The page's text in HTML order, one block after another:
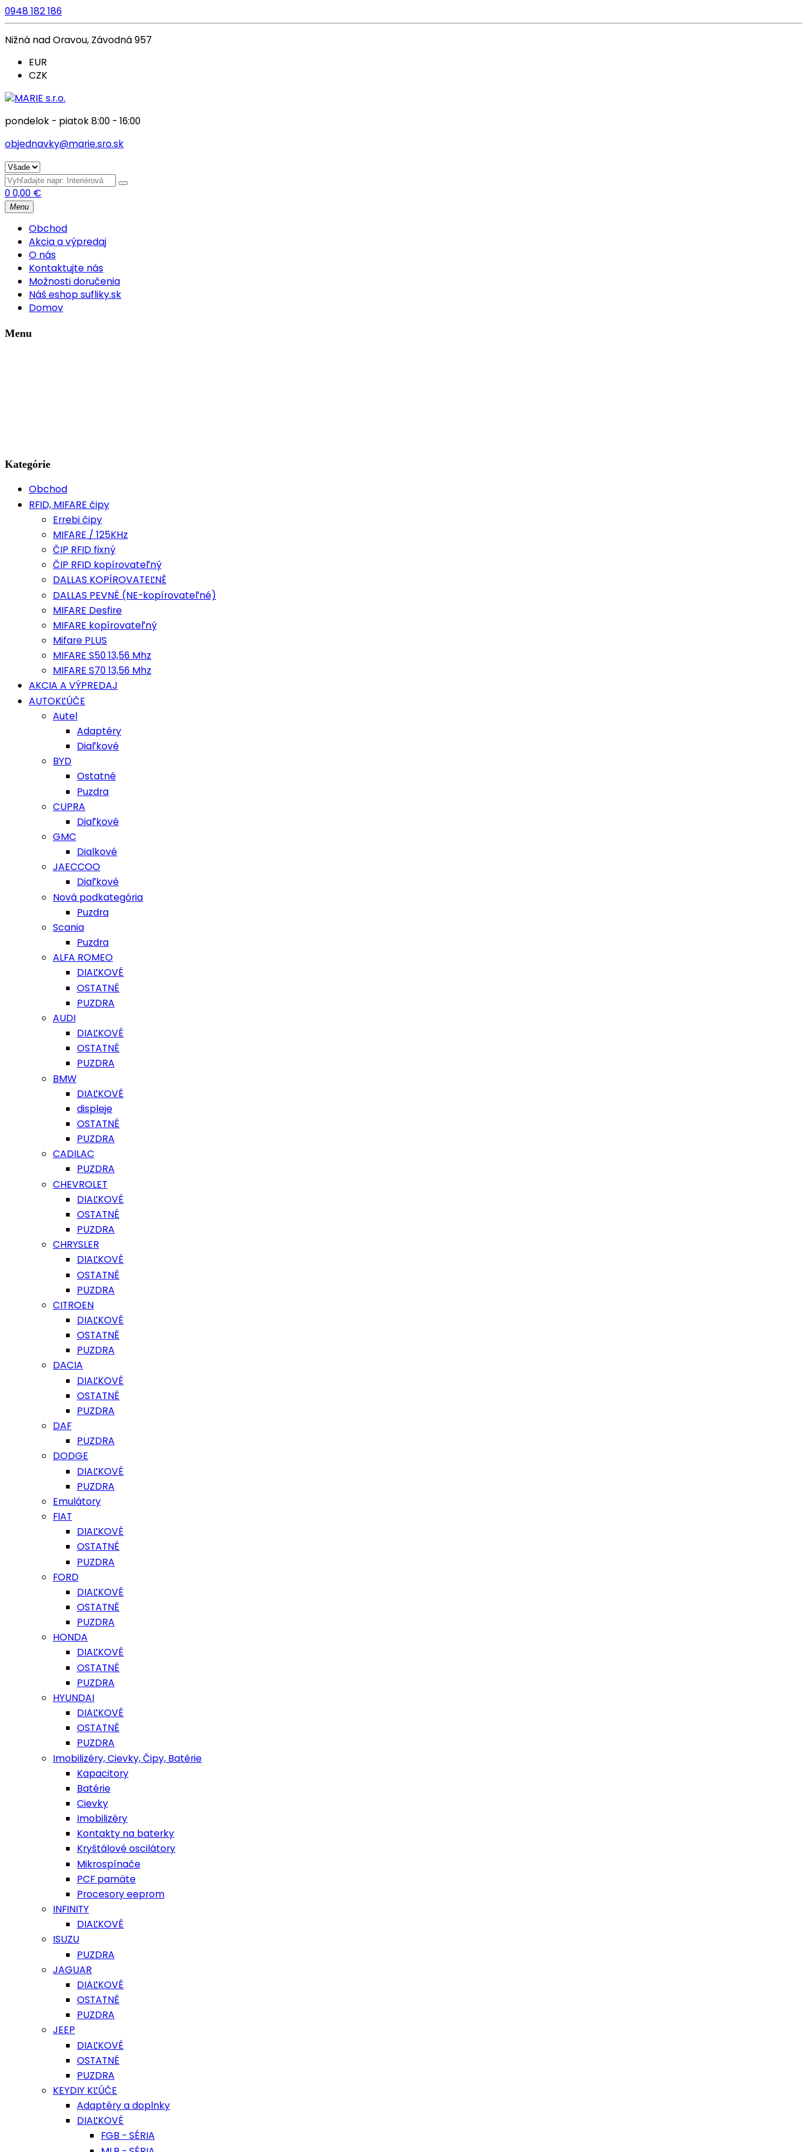
0948 182 186
Nižná nad Oravou, Závodná 957
EUR
CZK
pondelok - piatok 8:00 - 16:00
objednavky@marie.sro.sk
00,00 €
Menu
Obchod
Akcia a výpredaj
O nás
Kontaktujte nás
Možnosti doručenia
Náš eshop sufliky.sk
Domov
Menu
Kategórie
Obchod
RFID, MIFARE čipy
Errebi čipy
MIFARE / 125KHz
ČIP RFID fixný
ČIP RFID kopírovateľný
DALLAS KOPÍROVATEĽNĚ
DALLAS PEVNÉ (NE-kopírovateľné)
MIFARE Desfire
MIFARE kopírovateľný
Mifare PLUS
MIFARE S50 13,56 Mhz
MIFARE S70 13,56 Mhz
AKCIA A VÝPREDAJ
AUTOKĽÚČE
Autel
Adaptéry
Diaľkové
BYD
Ostatné
Puzdra
CUPRA
Diaľkové
GMC
Dialkové
JAECCOO
Diaľkové
Nová podkategória
Puzdra
Scania
Puzdra
ALFA ROMEO
DIAĽKOVÉ
OSTATNÉ
PUZDRA
AUDI
DIAĽKOVÉ
OSTATNÉ
PUZDRA
BMW
DIAĽKOVÉ
displeje
OSTATNÉ
PUZDRA
CADILAC
PUZDRA
CHEVROLET
DIAĽKOVÉ
OSTATNÉ
PUZDRA
CHRYSLER
DIAĽKOVÉ
OSTATNÉ
PUZDRA
CITROEN
DIAĽKOVÉ
OSTATNÉ
PUZDRA
DACIA
DIAĽKOVÉ
OSTATNÉ
PUZDRA
DAF
PUZDRA
DODGE
DIAĽKOVÉ
PUZDRA
Emulátory
FIAT
DIAĽKOVÉ
OSTATNÉ
PUZDRA
FORD
DIAĽKOVÉ
OSTATNÉ
PUZDRA
HONDA
DIAĽKOVÉ
OSTATNÉ
PUZDRA
HYUNDAI
DIAĽKOVÉ
OSTATNÉ
PUZDRA
Imobilizéry, Cievky, Čipy, Batérie
Kapacitory
Batérie
Cievky
Imobilizéry
Kontakty na baterky
Kryštálové oscilátory
Mikrospínače
PCF pamäte
Procesory eeprom
INFINITY
DIAĽKOVÉ
ISUZU
PUZDRA
JAGUAR
DIAĽKOVÉ
OSTATNÉ
PUZDRA
JEEP
DIAĽKOVÉ
OSTATNÉ
PUZDRA
KEYDIY KĽÚČE
Adaptéry a doplnky
DIAĽKOVÉ
FGB - SÉRIA